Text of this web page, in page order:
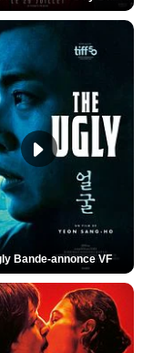
Bande-annonce VF